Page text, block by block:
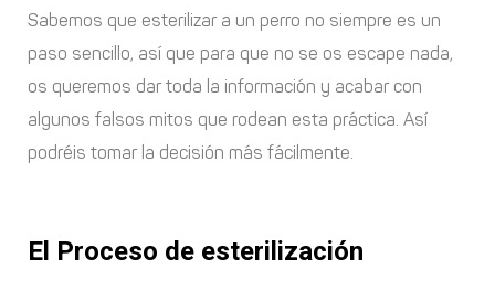
Sabemos que esterilizar a un perro no siempre es un
paso sencillo, así que para que no se os escape nada,
os queremos dar toda la información y acabar con
algunos falsos mitos que rodean esta práctica. Así
podréis tomar la decisión más fácilmente.
El Proceso de esterilización